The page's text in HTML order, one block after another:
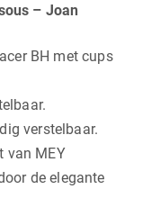
– Joan
BH met cups
verstelbaar.
van MEY
de elegante